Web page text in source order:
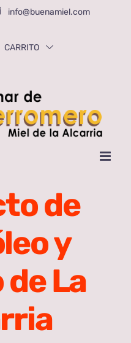
info@buenamiel.com
CARRITO
de
y
La